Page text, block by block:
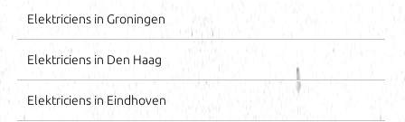
Elektriciens in Groningen
Elektriciens in Den Haag
Elektriciens in Eindhoven